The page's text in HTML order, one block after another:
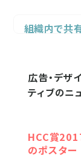
組織内で共
広告・デザ
ティブのニ
HCC賞
のポスター